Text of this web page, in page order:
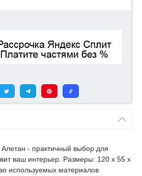
- практичный выбор для
ваш интерьер. Размеры: 120 х 55 х
используемых материалов